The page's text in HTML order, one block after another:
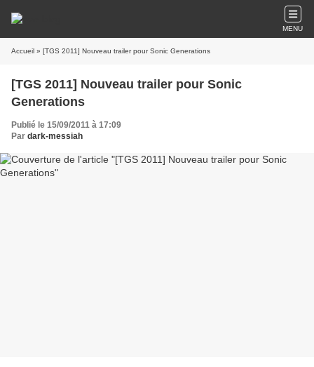
MENU
Accueil » [TGS 2011] Nouveau trailer pour Sonic Generations
[TGS 2011] Nouveau trailer pour Sonic
Generations
Publié le 15/09/2011 à 17:09
Par dark-messiah